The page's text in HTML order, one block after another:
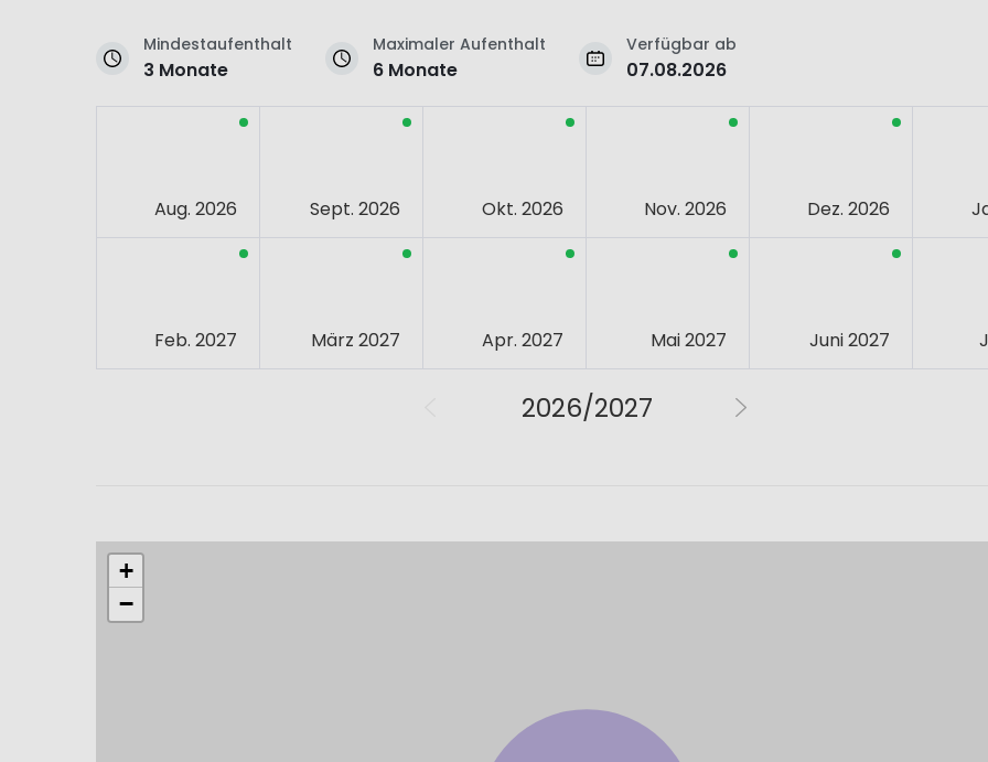
Mindestaufenthalt
3 Monate
Maximaler Aufenthalt
6 Monate
Verfügbar ab
07.08.2026
Aug. 2026 Sept. 2026 Okt. 2026 Nov. 2026 Dez. 2026
Feb. 2027 März 2027 Apr. 2027 Mai 2027 Juni 2027
2026/2027
+
−